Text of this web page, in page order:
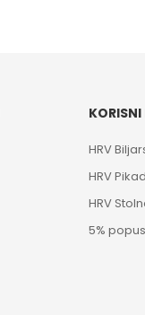
HRV
HRV
HRV
5%